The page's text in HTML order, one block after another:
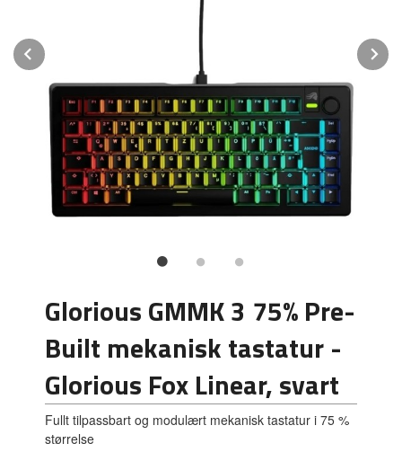
Prev
Glorious GMMK 3 75% Pre-
Built mekanisk tastatur -
Glorious Fox Linear, svart
Fullt tilpassbart og modulært mekanisk tastatur i 75 %
størrelse